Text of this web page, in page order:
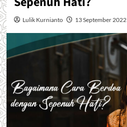
Lulik Kurnianto 13 September 2022